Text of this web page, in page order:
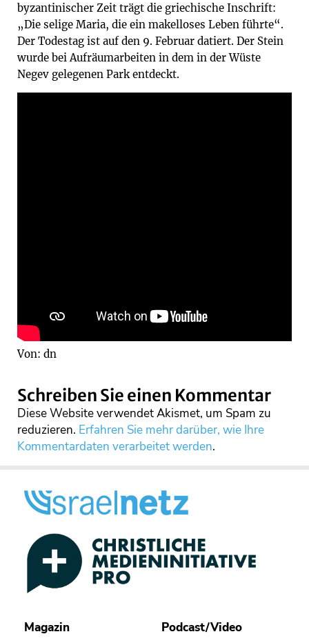
byzantinischer Zeit trägt die griechische Inschrift:
„Die selige Maria, die ein makelloses Leben führte“.
Der Todestag ist auf den 9. Februar datiert. Der Stein
wurde bei Aufräumarbeiten in dem in der Wüste
Negev gelegenen Park entdeckt.
Von: dn
Schreiben Sie einen Kommentar
Diese Website verwendet Akismet, um Spam zu
reduzieren. Erfahren Sie mehr darüber, wie Ihre
Kommentardaten verarbeitet werden.
Magazin
Podcast/Video